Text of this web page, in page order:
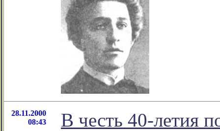
28.11.2000
08:43
В честь 40-летия